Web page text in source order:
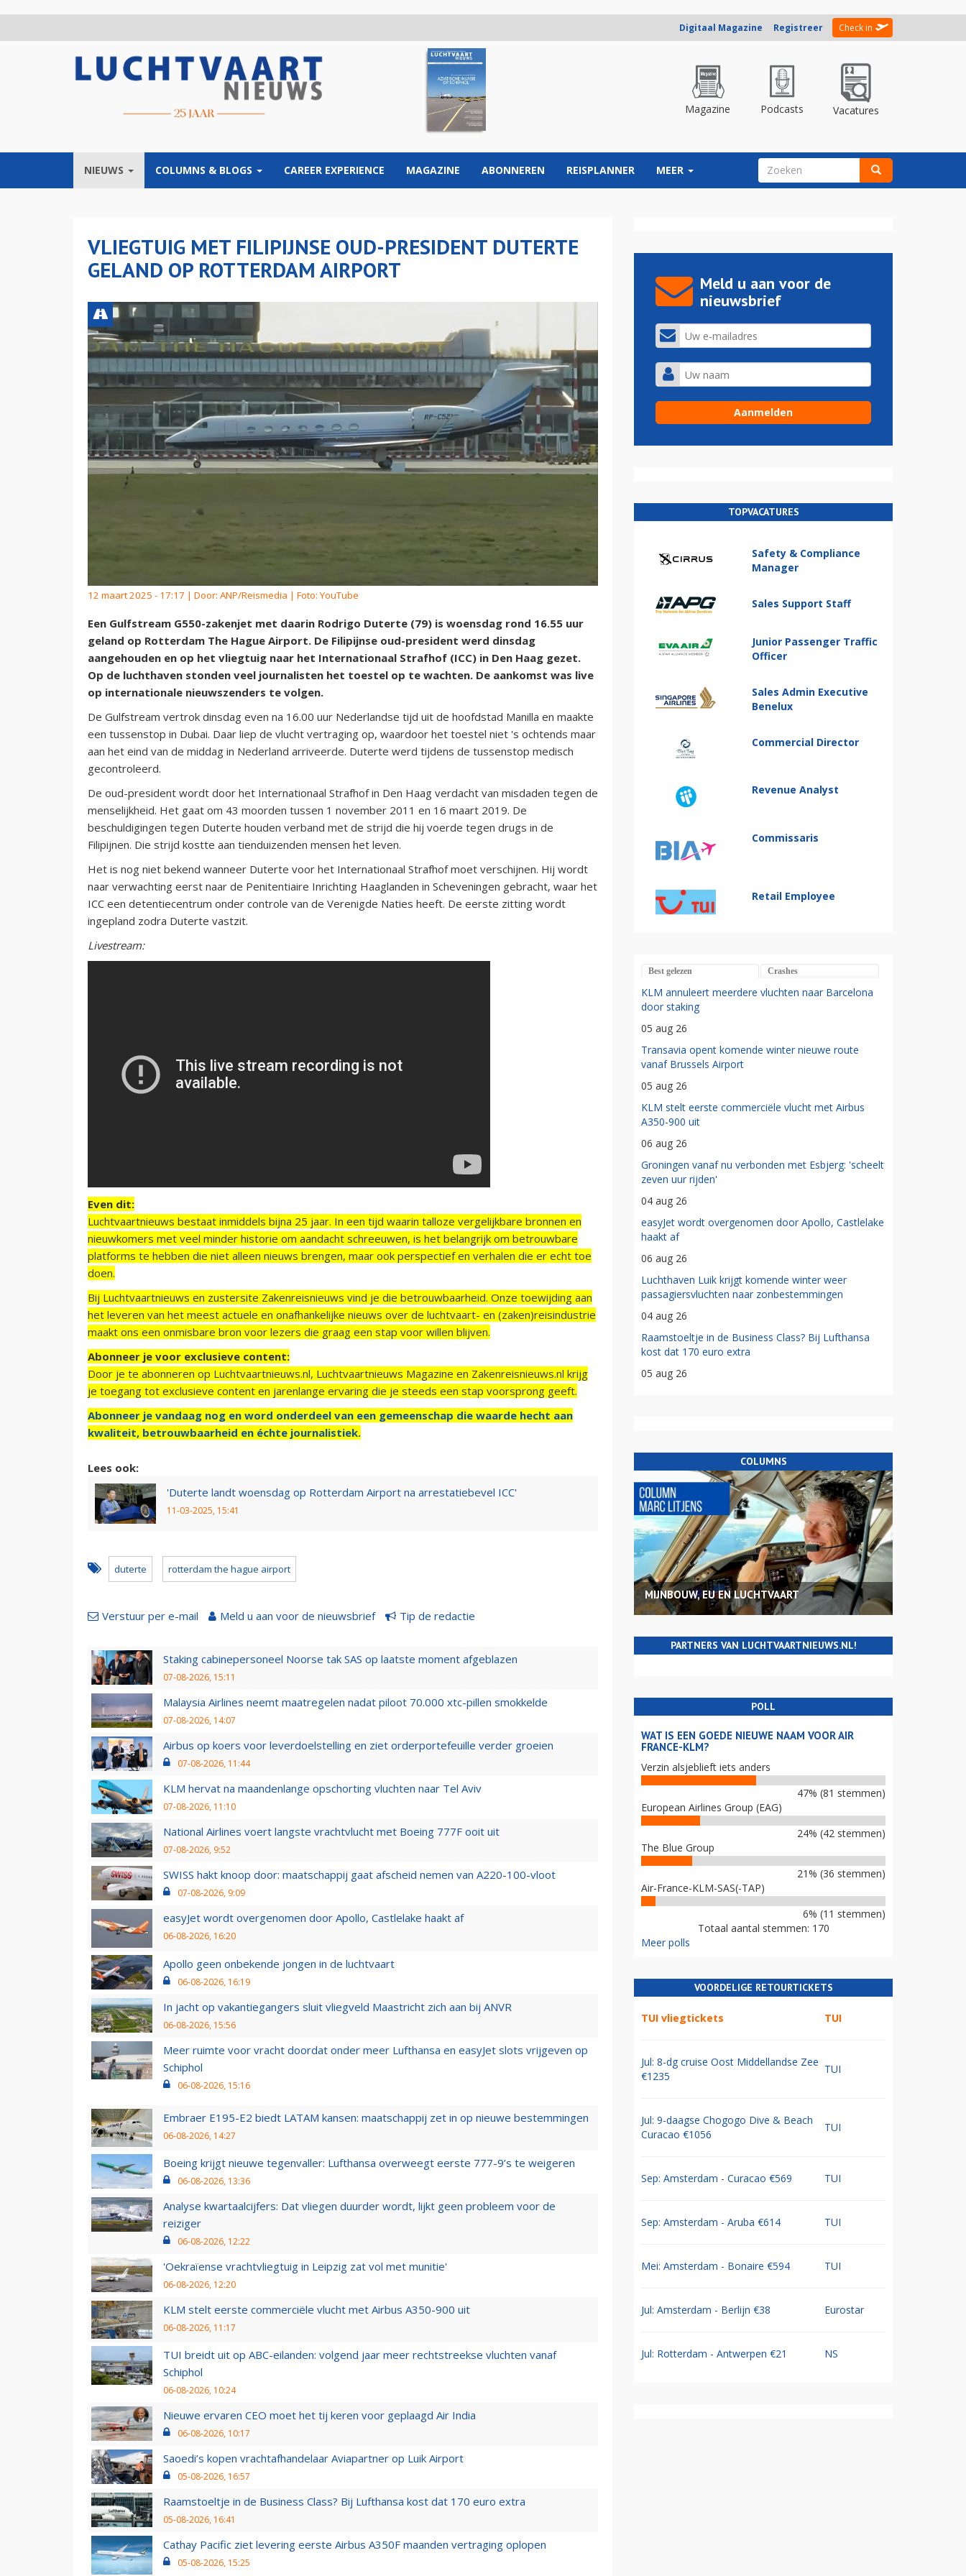
Digitaal Magazine Registreer Check in
Magazine Podcasts Vacatures
NIEUWS COLUMNS & BLOGS CAREER EXPERIENCE MAGAZINE ABONNEREN REISPLANNER MEER ZOEKVELD
VLIEGTUIG MET FILIPIJNSE OUD-PRESIDENT DUTERTE
GELAND OP ROTTERDAM AIRPORT
12 maart 2025 - 17:17 | Door: ANP/Reismedia | Foto: YouTube
Een Gulfstream G550-zakenjet met daarin Rodrigo Duterte (79) is woensdag rond 16.55 uur
geland op Rotterdam The Hague Airport. De Filipijnse oud-president werd dinsdag
aangehouden en op het vliegtuig naar het Internationaal Strafhof (ICC) in Den Haag gezet.
Op de luchthaven stonden veel journalisten het toestel op te wachten. De aankomst was live
op internationale nieuwszenders te volgen.
De Gulfstream vertrok dinsdag even na 16.00 uur Nederlandse tijd uit de hoofdstad Manilla en maakte
een tussenstop in Dubai. Daar liep de vlucht vertraging op, waardoor het toestel niet 's ochtends maar
aan het eind van de middag in Nederland arriveerde. Duterte werd tijdens de tussenstop medisch
gecontroleerd.
De oud-president wordt door het Internationaal Strafhof in Den Haag verdacht van misdaden tegen de
menselijkheid. Het gaat om 43 moorden tussen 1 november 2011 en 16 maart 2019. De
beschuldigingen tegen Duterte houden verband met de strijd die hij voerde tegen drugs in de
Filipijnen. Die strijd kostte aan tienduizenden mensen het leven.
Het is nog niet bekend wanneer Duterte voor het Internationaal Strafhof moet verschijnen. Hij wordt
naar verwachting eerst naar de Penitentiaire Inrichting Haaglanden in Scheveningen gebracht, waar het
ICC een detentiecentrum onder controle van de Verenigde Naties heeft. De eerste zitting wordt
ingepland zodra Duterte vastzit.
Livestream:
Even dit:
Luchtvaartnieuws bestaat inmiddels bijna 25 jaar. In een tijd waarin talloze vergelijkbare bronnen en
nieuwkomers met veel minder historie om aandacht schreeuwen, is het belangrijk om betrouwbare
platforms te hebben die niet alleen nieuws brengen, maar ook perspectief en verhalen die er echt toe
doen.
Bij Luchtvaartnieuws en zustersite Zakenreisnieuws vind je die betrouwbaarheid. Onze toewijding aan
het leveren van het meest actuele en onafhankelijke nieuws over de luchtvaart- en (zaken)reisindustrie
maakt ons een onmisbare bron voor lezers die graag een stap voor willen blijven.
Abonneer je voor exclusieve content:
Door je te abonneren op Luchtvaartnieuws.nl, Luchtvaartnieuws Magazine en Zakenreisnieuws.nl krijg
je toegang tot exclusieve content en jarenlange ervaring die je steeds een stap voorsprong geeft.
Abonneer je vandaag nog en word onderdeel van een gemeenschap die waarde hecht aan
kwaliteit, betrouwbaarheid en échte journalistiek.
Lees ook:
'Duterte landt woensdag op Rotterdam Airport na arrestatiebevel ICC'
11-03-2025, 15:41
duterte rotterdam the hague airport
Verstuur per e-mail Meld u aan voor de nieuwsbrief Tip de redactie
Staking cabinepersoneel Noorse tak SAS op laatste moment afgeblazen
07-08-2026, 15:11
Malaysia Airlines neemt maatregelen nadat piloot 70.000 xtc-pillen smokkelde
07-08-2026, 14:07
Airbus op koers voor leverdoelstelling en ziet orderportefeuille verder groeien
07-08-2026, 11:44
KLM hervat na maandenlange opschorting vluchten naar Tel Aviv
07-08-2026, 11:10
National Airlines voert langste vrachtvlucht met Boeing 777F ooit uit
07-08-2026, 9:52
SWISS hakt knoop door: maatschappij gaat afscheid nemen van A220-100-vloot
07-08-2026, 9:09
easyJet wordt overgenomen door Apollo, Castlelake haakt af
06-08-2026, 16:20
Apollo geen onbekende jongen in de luchtvaart
06-08-2026, 16:19
In jacht op vakantiegangers sluit vliegveld Maastricht zich aan bij ANVR
06-08-2026, 15:56
Meer ruimte voor vracht doordat onder meer Lufthansa en easyJet slots vrijgeven op
Schiphol
06-08-2026, 15:16
Embraer E195-E2 biedt LATAM kansen: maatschappij zet in op nieuwe bestemmingen
06-08-2026, 14:27
Boeing krijgt nieuwe tegenvaller: Lufthansa overweegt eerste 777-9’s te weigeren
06-08-2026, 13:36
Analyse kwartaalcijfers: Dat vliegen duurder wordt, lijkt geen probleem voor de
reiziger
06-08-2026, 12:22
'Oekraïense vrachtvliegtuig in Leipzig zat vol met munitie'
06-08-2026, 12:20
KLM stelt eerste commerciële vlucht met Airbus A350-900 uit
06-08-2026, 11:17
TUI breidt uit op ABC-eilanden: volgend jaar meer rechtstreekse vluchten vanaf
Schiphol
06-08-2026, 10:24
Nieuwe ervaren CEO moet het tij keren voor geplaagd Air India
06-08-2026, 10:17
Saoedi’s kopen vrachtafhandelaar Aviapartner op Luik Airport
05-08-2026, 16:57
Raamstoeltje in de Business Class? Bij Lufthansa kost dat 170 euro extra
05-08-2026, 16:41
Cathay Pacific ziet levering eerste Airbus A350F maanden vertraging oplopen
05-08-2026, 15:25
Meld u aan voor de
nieuwsbrief
TOPVACATURES
Safety & Compliance
Manager
Sales Support Staff
Junior Passenger Traffic
Officer
Sales Admin Executive
Benelux
Commercial Director
Revenue Analyst
Commissaris
Retail Employee
Best gelezen Crashes
KLM annuleert meerdere vluchten naar Barcelona
door staking
05 aug 26
Transavia opent komende winter nieuwe route
vanaf Brussels Airport
05 aug 26
KLM stelt eerste commerciële vlucht met Airbus
A350-900 uit
06 aug 26
Groningen vanaf nu verbonden met Esbjerg: 'scheelt
zeven uur rijden'
04 aug 26
easyJet wordt overgenomen door Apollo, Castlelake
haakt af
06 aug 26
Luchthaven Luik krijgt komende winter weer
passagiersvluchten naar zonbestemmingen
04 aug 26
Raamstoeltje in de Business Class? Bij Lufthansa
kost dat 170 euro extra
05 aug 26
COLUMNS
MIJNBOUW, EU EN LUCHTVAART
PARTNERS VAN LUCHTVAARTNIEUWS.NL!
POLL
WAT IS EEN GOEDE NIEUWE NAAM VOOR AIR
FRANCE-KLM?
Verzin alsjeblieft iets anders
47% (81 stemmen)
European Airlines Group (EAG)
24% (42 stemmen)
The Blue Group
21% (36 stemmen)
Air-France-KLM-SAS(-TAP)
6% (11 stemmen)
Totaal aantal stemmen: 170
Meer polls
VOORDELIGE RETOURTICKETS
TUI vliegtickets TUI
Jul: 8-dg cruise Oost Middellandse Zee
€1235
TUI
Jul: 9-daagse Chogogo Dive & Beach
Curacao €1056
TUI
Sep: Amsterdam - Curacao €569 TUI
Sep: Amsterdam - Aruba €614 TUI
Mei: Amsterdam - Bonaire €594 TUI
Jul: Amsterdam - Berlijn €38 Eurostar
Jul: Rotterdam - Antwerpen €21 NS